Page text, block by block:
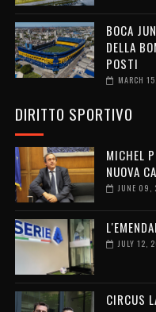
BOCA
DELLA
POSTI
MARCH
DIRITTO SPORTIVO
MICHEL
NUOVA
JUNE 09,
JULY 12,
CIRCUS